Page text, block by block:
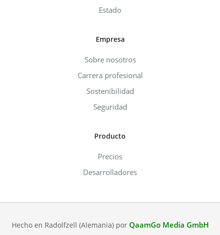
Estado
Empresa
Sobre nosotros
Carrera profesional
Sostenibilidad
Seguridad
Producto
Precios
Desarrolladores
Hecho en Radolfzell (Alemania) por QaamGo Media GmbH